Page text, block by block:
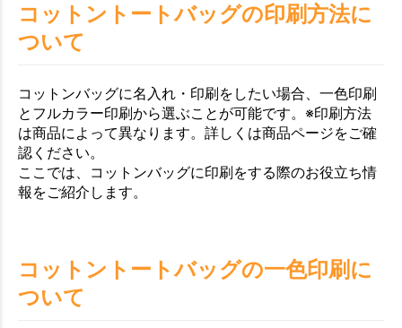
コットントートバッグの印刷方法に
ついて
コットンバッグに名入れ・印刷をしたい場合、一色印刷
とフルカラー印刷から選ぶことが可能です。※印刷方法
は商品によって異なります。詳しくは商品ページをご確
認ください。
ここでは、コットンバッグに印刷をする際のお役立ち情
報をご紹介します。
コットントートバッグの一色印刷に
ついて